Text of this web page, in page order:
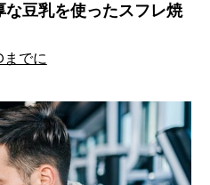
豆乳を使ったスフレ焼
でに